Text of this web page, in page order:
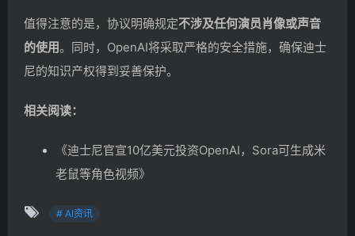
值得注意的是，协议明确规定不涉及任何演员肖像或声音
的使用。同时，OpenAI将采取严格的安全措施，确保迪士
尼的知识产权得到妥善保护。
相关阅读：
《迪士尼官宣10亿美元投资OpenAI，Sora可生成米
老鼠等角色视频》
# AI资讯